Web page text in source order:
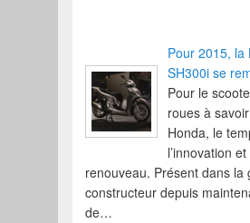
Pour 2015, la
SH300i se
Pour le
roues à
Honda, le
l’innovation et
renouveau. Présent dans la
constructeur depuis
de…